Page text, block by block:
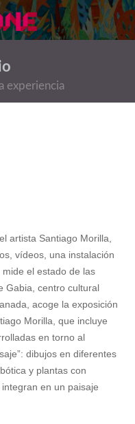
experiencia
artista Santiago Morilla,
vídeos, una instalación
el estado de las
Gabia, centro cultural
acoge la exposición
Morilla, que incluye
en torno al
dibujos en diferentes
y plantas con
en un paisaje